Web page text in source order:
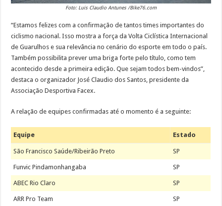
Foto: Luis Claudio Antunes /Bike76.com
“Estamos felizes com a confirmação de tantos times importantes do
ciclismo nacional. Isso mostra a força da Volta Ciclística Internacional
de Guarulhos e sua relevância no cenário do esporte em todo o país.
Também possibilita prever uma briga forte pelo título, como tem
acontecido desde a primeira edição. Que sejam todos bem-vindos”,
destaca o organizador José Claudio dos Santos, presidente da
Associação Desportiva Facex.
A relação de equipes confirmadas até o momento é a seguinte:
Equipe Estado
São Francisco Saúde/Ribeirão Preto SP
Funvic Pindamonhangaba SP
ABEC Rio Claro SP
ARR Pro Team SP